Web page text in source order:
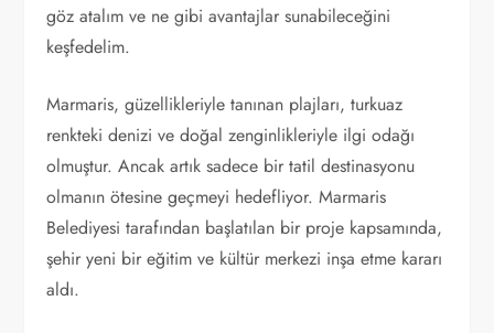
göz atalım ve ne gibi avantajlar sunabileceğini
keşfedelim.
Marmaris, güzellikleriyle tanınan plajları, turkuaz
renkteki denizi ve doğal zenginlikleriyle ilgi odağı
olmuştur. Ancak artık sadece bir tatil destinasyonu
olmanın ötesine geçmeyi hedefliyor. Marmaris
Belediyesi tarafından başlatılan bir proje kapsamında,
şehir yeni bir eğitim ve kültür merkezi inşa etme kararı
aldı.